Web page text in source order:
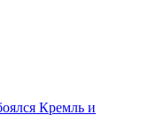
Кремль и